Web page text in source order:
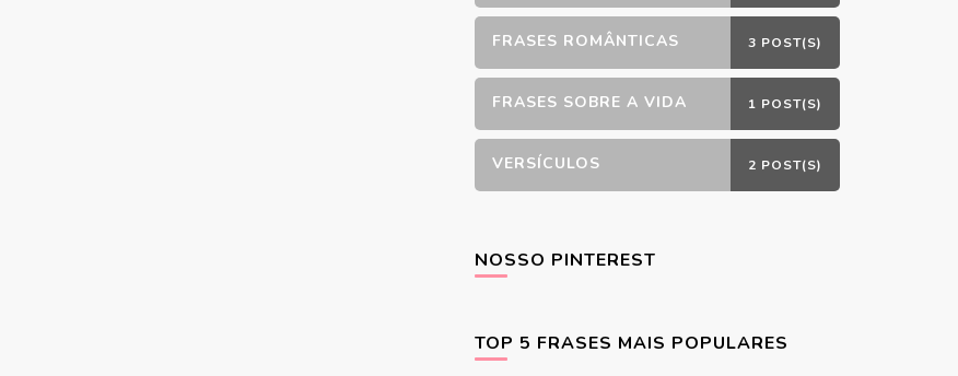
FRASES ROMÂNTICAS 3 POST(S)
FRASES SOBRE A VIDA 1 POST(S)
VERSÍCULOS 2 POST(S)
NOSSO PINTEREST
TOP 5 FRASES MAIS POPULARES